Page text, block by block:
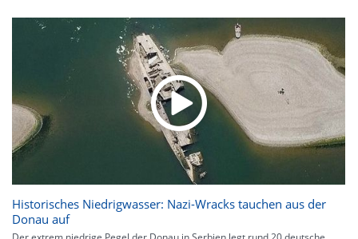
Historisches Niedrigwasser: Nazi-Wracks tauchen aus der
Donau auf